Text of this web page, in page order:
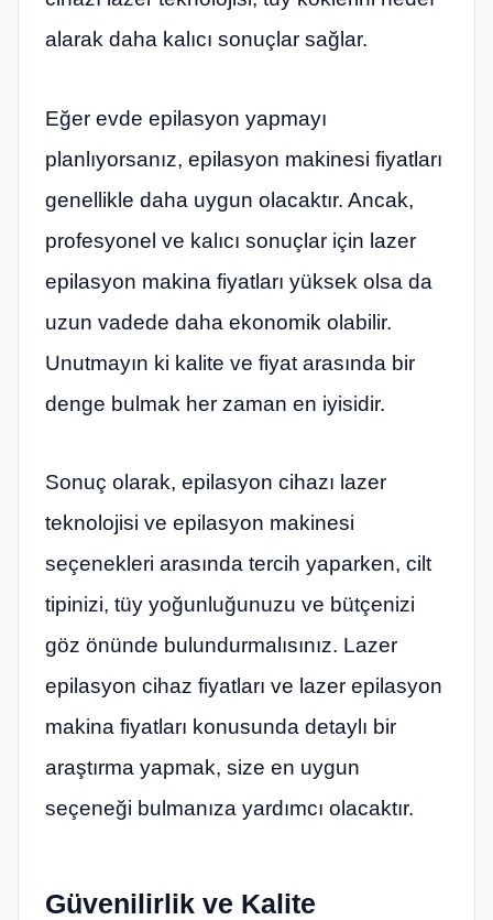
alarak daha kalıcı sonuçlar sağlar.
Eğer evde epilasyon yapmayı
planlıyorsanız, epilasyon makinesi fiyatları
genellikle daha uygun olacaktır. Ancak,
profesyonel ve kalıcı sonuçlar için lazer
epilasyon makina fiyatları yüksek olsa da
uzun vadede daha ekonomik olabilir.
Unutmayın ki kalite ve fiyat arasında bir
denge bulmak her zaman en iyisidir.
Sonuç olarak, epilasyon cihazı lazer
teknolojisi ve epilasyon makinesi
seçenekleri arasında tercih yaparken, cilt
tipinizi, tüy yoğunluğunuzu ve bütçenizi
göz önünde bulundurmalısınız. Lazer
epilasyon cihaz fiyatları ve lazer epilasyon
makina fiyatları konusunda detaylı bir
araştırma yapmak, size en uygun
seçeneği bulmanıza yardımcı olacaktır.
Güvenilirlik ve Kalite